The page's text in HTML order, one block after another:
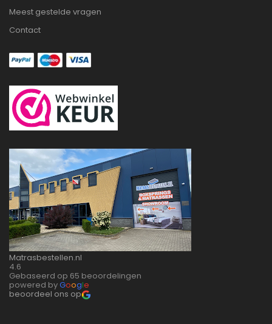
Meest gestelde vragen
Contact
Matrasbestellen.nl
4.6
Gebaseerd op 65 beoordelingen
powered byGoogle
beoordeel ons op